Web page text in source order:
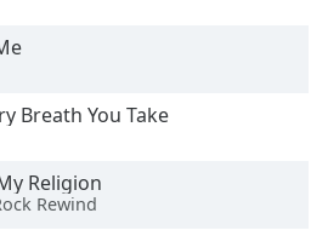
Breath You Take
Religion
Rewind